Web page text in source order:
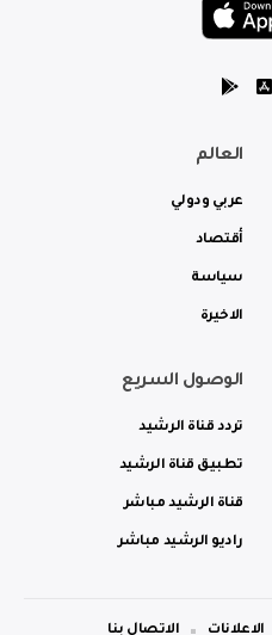
العالم
عربي ودولي
أقتصاد
سياسة
الاخيرة
الوصول السريع
تردد قناة الرشيد
تطبيق قناة الرشيد
قناة الرشيد مباشر
راديو الرشيد مباشر
الاعلانات الاتصال بنا